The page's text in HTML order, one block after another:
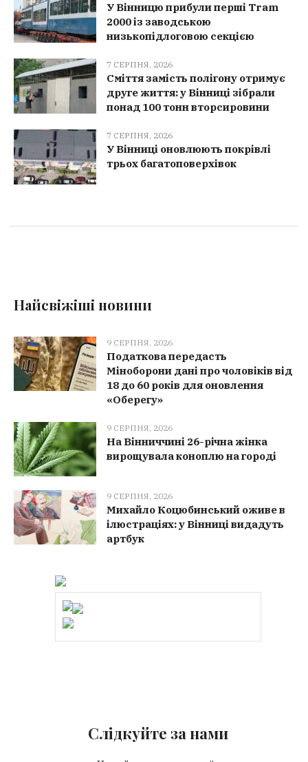
У Вінницю прибули перші Tram
2000 із заводською
низькопідлоговою секцією
7 СЕРПНЯ, 2026
Сміття замість полігону отримує
друге життя: у Вінниці зібрали
понад 100 тонн вторсировини
7 СЕРПНЯ, 2026
У Вінниці оновлюють покрівлі
трьох багатоповерхівок
Найсвіжіші новини
9 СЕРПНЯ, 2026
Податкова передасть
Міноборони дані про чоловіків від
18 до 60 років для оновлення
«Оберегу»
9 СЕРПНЯ, 2026
На Вінниччині 26-річна жінка
вирощувала коноплю на городі
9 СЕРПНЯ, 2026
Михайло Коцюбинський оживе в
ілюстраціях: у Вінниці видадуть
артбук
Слідкуйте за нами